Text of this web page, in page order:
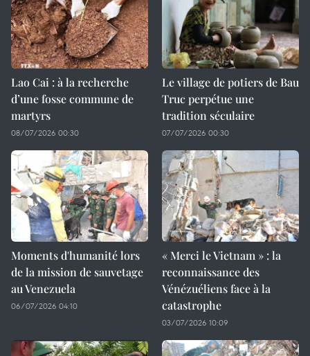
Lao Cai : à la recherche
d’une fosse commune de
martyrs
08/07/2026 00:30
Le village de potiers de Bau
Truc perpétue une
tradition séculaire
07/07/2026 00:30
Moments d'humanité lors
de la mission de sauvetage
au Venezuela
06/07/2026 04:10
« Merci le Vietnam » : la
reconnaissance des
Vénézuéliens face à la
catastrophe
03/07/2026 10:09